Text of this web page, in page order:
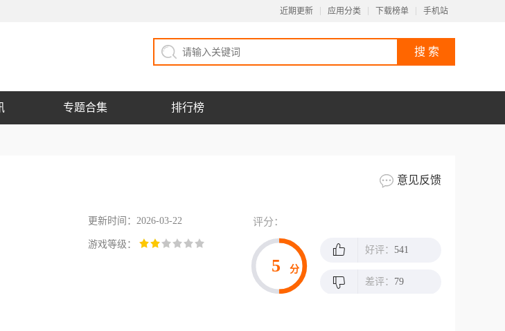
近期更新 应用分类 下载榜单 手机站
专题合集 排行榜
意见反馈
更新时间：2026-03-22
游戏等级：
评分：
5 分
好评： 541
差评： 79